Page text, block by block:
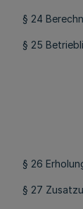
§ 24
§ 25
§ 26
§ 27